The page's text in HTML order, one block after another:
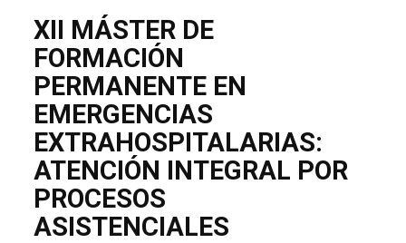
XII MÁSTER DE
FORMACIÓN
PERMANENTE EN
EMERGENCIAS
EXTRAHOSPITALARIAS:
ATENCIÓN INTEGRAL POR
PROCESOS
ASISTENCIALES